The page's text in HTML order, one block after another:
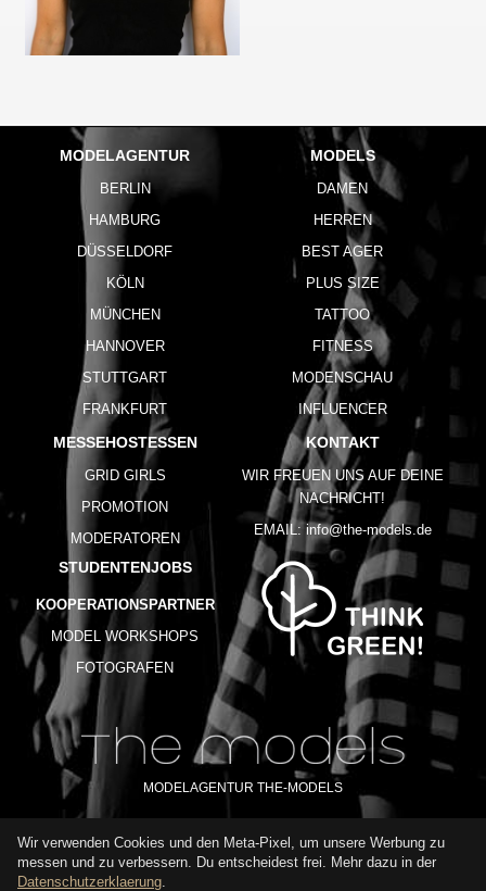
MODELAGENTUR
BERLIN
HAMBURG
DÜSSELDORF
KÖLN
MÜNCHEN
HANNOVER
STUTTGART
FRANKFURT
MODELS
DAMEN
HERREN
BEST AGER
PLUS SIZE
TATTOO
FITNESS
MODENSCHAU
INFLUENCER
MESSEHOSTESSEN
GRID GIRLS
PROMOTION
MODERATOREN
STUDENTENJOBS
KOOPERATIONSPARTNER
MODEL WORKSHOPS
FOTOGRAFEN
KONTAKT
WIR FREUEN UNS AUF DEINE
NACHRICHT!
EMAIL: info@the-models.de
MODELAGENTUR THE-MODELS
IMPRESSUM AGB DATENSCHUTZ
NUTZUNGSBEDINGUNGEN
Wir verwenden Cookies und den Meta-Pixel, um unsere Werbung zu
messen und zu verbessern. Du entscheidest frei. Mehr dazu in der
Datenschutzerklaerung.